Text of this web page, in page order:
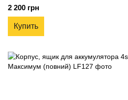
2 200 грн
Купить